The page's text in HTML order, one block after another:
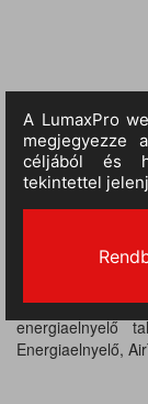
Acél
antibakteriális
baktériumok és
láb friss és
energiaelnyelő
Energiaelnyelő,